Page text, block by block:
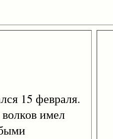
15 февраля.
имел